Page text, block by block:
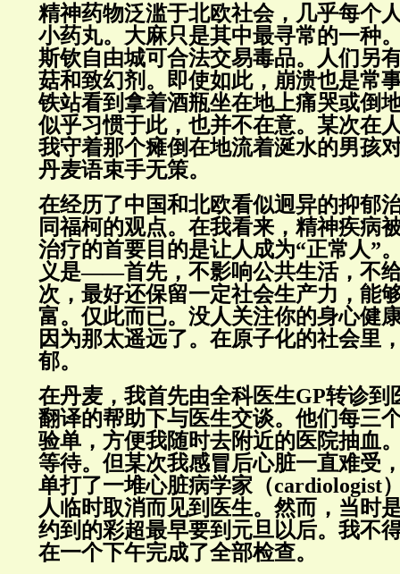
精神药物泛滥于北欧社会，几乎每个
小药丸。大麻只是其中最寻常的一种
斯钦自由城可合法交易毒品。人们另
菇和致幻剂。即使如此，崩溃也是常
铁站看到拿着酒瓶坐在地上痛哭或倒
似乎习惯于此，也并不在意。某次在
我守着那个瘫倒在地流着涎水的男孩
丹麦语束手无策。
在经历了中国和北欧看似迥异的抑郁
同福柯的观点。在我看来，精神疾病
治疗的首要目的是让人成为“正常人”
义是——首先，不影响公共生活，不
次，最好还保留一定社会生产力，能
富。仅此而已。没人关注你的身心健
因为那太遥远了。在原子化的社会里
郁。
在丹麦，我首先由全科医生GP转诊到
翻译的帮助下与医生交谈。他们每三
验单，方便我随时去附近的医院抽血
等待。但某次我感冒后心脏一直难受
单打了一堆心脏病学家（cardiologist
人临时取消而见到医生。然而，当时
约到的彩超最早要到元旦以后。我不
在一个下午完成了全部检查。